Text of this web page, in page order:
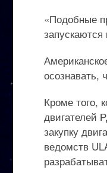
«Подобные
осознавать,
Кроме того,
двигателей
закупку
ведомств